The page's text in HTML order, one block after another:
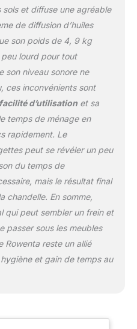
pastille à l'intérieur
laissez la vapeur
diffuser le parfum
dans toute la pièce
REPARABILITE 15
PRIX : engagement
de réparabilité 15
ans au juste prix
grâce à notre
réparateurs dans le
monde, pour
contribuer à la
protection de
l’environnement et
à la réduction des
déchets CONVIENT
A TOUS LES SOLS :
parquet, carrelage,
rafraîchissement
et diffuse une agréable
de diffusion d’huiles
son poids de 4, 9 kg
lourd pour tout
son niveau sonore ne
ces inconvénients sont
facilité d’utilisationet sa
temps de ménage en
rapidement. Le
peut se révéler un peu
du temps de
mais le résultat final
chandelle. En somme,
qui peut sembler un frein et
passer sous les meubles
Rowenta reste un allié
et gain de temps au